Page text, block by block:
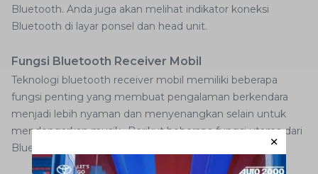
Bluetooth. Anda juga akan melihat indikator koneksi
Bluetooth di layar ponsel dan head unit.
Fungsi Bluetooth Receiver Mobil
Teknologi bluetooth receiver mobil memiliki beberapa
fungsi penting yang membuat pengalaman berkendara
menjadi lebih nyaman dan menyenangkan selain untuk
mendengarkan musik.. Berikut beberapa fungsi utama dari
Bluetooth receiver mobil: